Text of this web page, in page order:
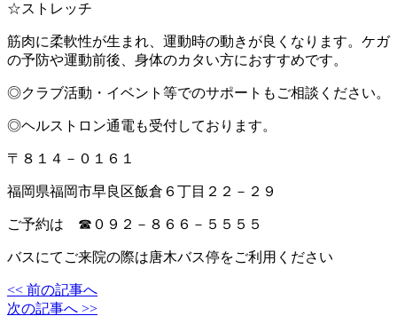
☆ストレッチ
筋肉に柔軟性が生まれ、運動時の動きが良くなります。ケガ
の予防や運動前後、身体のカタい方におすすめです。
◎クラブ活動・イベント等でのサポートもご相談ください。
◎ヘルストロン通電も受付しております。
〒８１４－０１６１
福岡県福岡市早良区飯倉６丁目２２－２９
ご予約は ☎０９２－８６６－５５５５
バスにてご来院の際は唐木バス停をご利用ください
<< 前の記事へ
次の記事へ >>